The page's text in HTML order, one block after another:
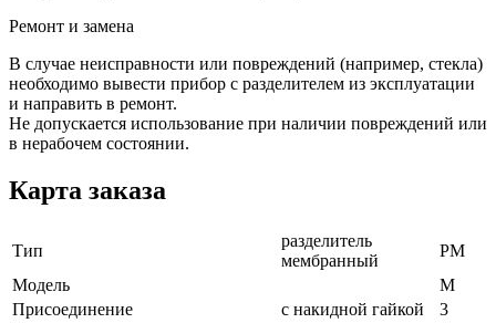
Ремонт и замена
В случае неисправности или повреждений (например, стекла)
необходимо вывести прибор с разделителем из эксплуатации
и направить в ремонт.
Не допускается использование при наличии повреждений или
в нерабочем состоянии.
Карта заказа
Тип
разделитель
мембранный
РМ
Модель
М
Присоединение
с накидной гайкой
3